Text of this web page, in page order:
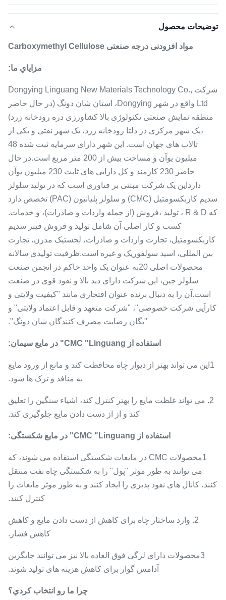
توضیحات محصول
مواد افزودنی درجه صنعتی Carboxymethyl Cellulose
مزاياي ما:
شرکت Dongying Linguang New Materials Technology Co.,
Ltd واقع در شهر Dongying، استان شان دونگ (در حال حاضر
منطقه نمایش صنعتی تکنولوژی بالا کشاورزی دره رودخانه زرد)
،یک شهر مرکزی در دلتا رودخانه زرد، یک شهر نفتی و یکی از
تالاب های جهان است. این شهر دارای سرمایه ثبت شده 48
میلیون یوآن و مساحت بیش از 200 متر مربع است.در حال
حاضر 230 کارمند و کل دارایی های ثابت 230 میلیون یوآن
دارداین یک شرکت مبتنی بر فناوری است که در تولید سلولز
سدیم کاربکسومتیل (CMC) و سلولز پلیانیون (PAC) تخصص دارد
که R & D ، تولید ،فروش (از جمله واردات و صادرات)، و خدمات.
کسب و کار اصلی آن شامل تولید و فروش فیبر سدیم
کاربکسومتیل، تجارت واردات و صادرات، لجستیک مدرن، تجارت
بین المللی، اسید سولفوریک و غیره است.ظرفیت تولیدی سالانه
محصولات اصلی 20به عنوان یک واحد حاکم در انجمن صنعت
سلولز چین، این شرکت دارای دید بالا و نفوذ قوی در صنعت
است.آن را به دنبال برنده عنوان افتخاری مانند "کیفیت ولایتی و
کارآیی شرکت خصوصی"، "شرکت متعهد و قابل اعتماد ولایتی" و
"یگان رضایت مصرف کنندگان شان دونگ".
استفاده از CMC "Linguang" در مایع سیمان:
1این می تواند بهتر از دیوار چاه محافظت کند و مانع از ورود مایع
به منافذ و ترک ها شود.
2. می تواند غلظت مایع را بهتر کنترل کند، اشیاء سنگین را تعلیق
کند و از از دست دادن مایع جلوگیری کند.
استفاده از CMC "Linguang" در مایع شکستگی:
1محصولات CMC در مایعات شکستگی استفاده می شوند، که
می توانند به طور موثر "پول" را به شکستگی چاه نفت منتقل
کنند، کانال های نفوذ پذیری را ایجاد کنند و به طور موثر مایعات را
کنترل کنند.
2. وارد ساختار چاه برای کاهش از دست دادن مایع و کاهش
کاهش فشار.
3محصولات دارای لزگی فوق العاده بالا نیز می توانند جایگزین
آدامس گوار برای کاهش هزینه های تولید شوند.
چرا ما رو انتخاب کردي؟